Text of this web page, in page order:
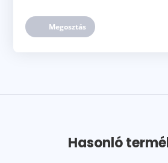
Megosztás
Hasonló